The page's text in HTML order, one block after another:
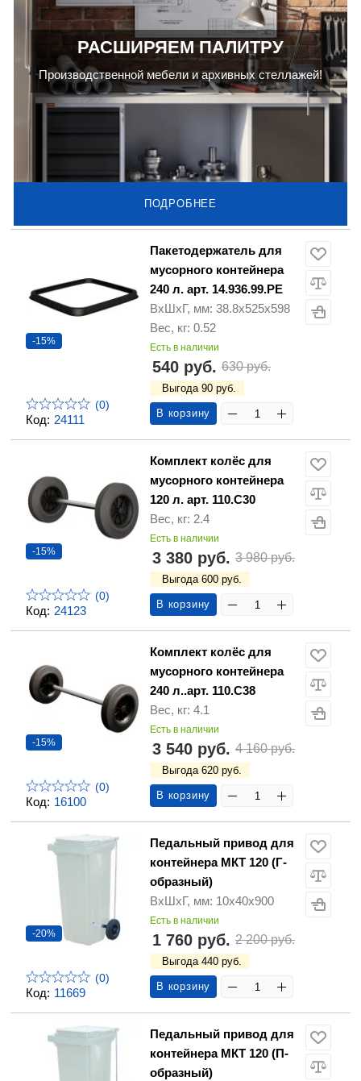
РАСШИРЯЕМ ПАЛИТРУ
Производственной мебели и архивных стеллажей!
ПОДРОБНЕЕ
Код: 24111
-15%
(0)
Пакетодержатель для
мусорного контейнера
240 л. арт. 14.936.99.РЕ
ВхШхГ, мм: 38.8x525x598
Вес, кг: 0.52
Есть в наличии
540 руб. 630 руб.
Выгода 90 руб.
В корзину
Код: 24123
-15%
(0)
Комплект колёс для
мусорного контейнера
120 л. арт. 110.С30
Вес, кг: 2.4
Есть в наличии
3 380 руб. 3 980 руб.
Выгода 600 руб.
В корзину
Код: 16100
-15%
(0)
Комплект колёс для
мусорного контейнера
240 л..арт. 110.С38
Вес, кг: 4.1
Есть в наличии
3 540 руб. 4 160 руб.
Выгода 620 руб.
В корзину
Код: 11669
-20%
(0)
Педальный привод для
контейнера МКТ 120 (Г-
образный)
ВхШхГ, мм: 10х40х900
Есть в наличии
1 760 руб. 2 200 руб.
Выгода 440 руб.
В корзину
Педальный привод для
контейнера МКТ 120 (П-
образный)